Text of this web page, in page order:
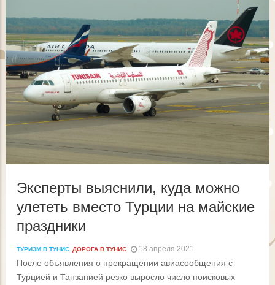
Эксперты выяснили, куда можно
улететь вместо Турции на майские
праздники
ТУРИЗМ В ТУНИС ДОРОГА В ТУНИС 18 апреля 2021
После объявления о прекращении авиасообщения с
Турцией и Танзанией резко выросло число поисковых